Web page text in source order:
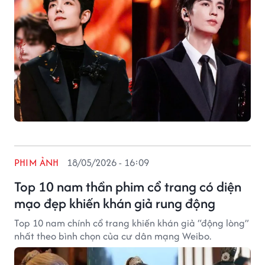
Top 10 nam thần phim cổ trang có diện
mạo đẹp khiến khán giả rung động
PHIM ẢNH 18/05/2026 - 16:09
Top 10 nam chính cổ trang khiến khán giả “động lòng”
nhất theo bình chọn của cư dân mạng Weibo.